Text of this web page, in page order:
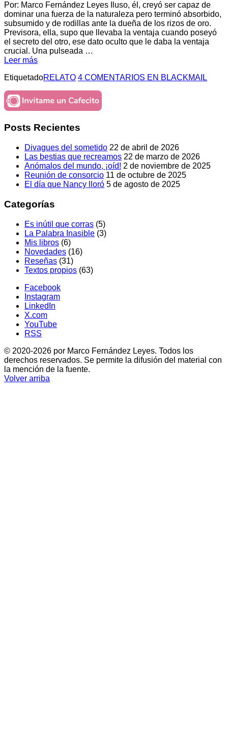
Por: Marco Fernández Leyes Iluso, él, creyó ser capaz de
dominar una fuerza de la naturaleza pero terminó absorbido,
subsumido y de rodillas ante la dueña de los rizos de oro.
Previsora, ella, supo que llevaba la ventaja cuando poseyó
el secreto del otro, ese dato oculto que le daba la ventaja
crucial. Una pulseada …
Leer más
EtiquetadoRELATO 4 COMENTARIOS EN BLACKMAIL
Posts Recientes
Divagues del sometido 22 de abril de 2026
Las bestias que recreamos 22 de marzo de 2026
Anómalos del mundo, ¡oíd! 2 de noviembre de 2025
Reunión de consorcio 11 de octubre de 2025
El día que Nancy lloró 5 de agosto de 2025
Categorías
Es inútil que corras (5)
La Palabra Inasible (3)
Mis libros (6)
Novedades (16)
Reseñas (31)
Textos propios (63)
Facebook
Instagram
LinkedIn
X.com
YouTube
RSS
© 2020-2026 por Marco Fernández Leyes. Todos los
derechos reservados. Se permite la difusión del material con
la mención de la fuente.
Volver arriba